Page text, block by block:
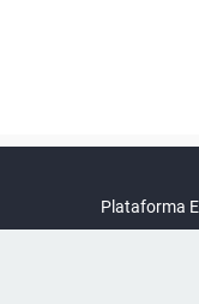
UTC+02:00
Plataforma